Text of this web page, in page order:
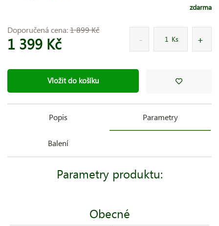
zdarma
Doporučená cena:1 899 Kč
1 399 Kč Ks
Vložit do košíku
Popis Parametry
Balení
Parametry produktu:
Obecné